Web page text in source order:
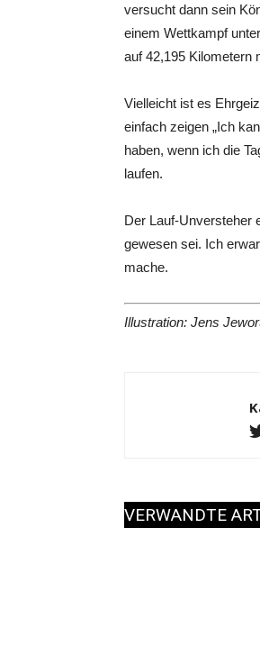
versucht dann sein
einem Wettkampf
auf 42,195 Kilometern
Vielleicht ist es
einfach zeigen „Ich
haben, wenn ich die
laufen.
Der Lauf-Unversteher
gewesen sei. Ich
mache.
Illustration: Jens
VERWANDTE